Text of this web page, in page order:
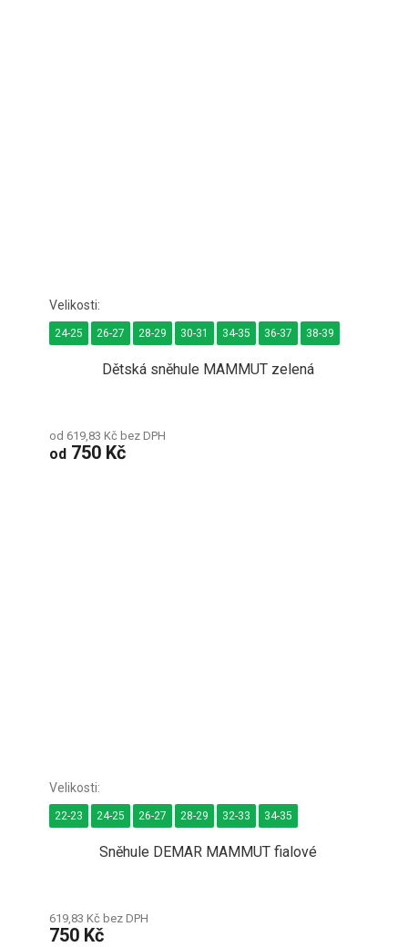
Dětská sněhule MAMMUT zelená
od 619,83 Kč bez DPH
od 750 Kč
24-25 26-27 28-29 30-31 34-35 36-37 38-39
Sněhule DEMAR MAMMUT fialové
619,83 Kč bez DPH
750 Kč
22-23 24-25 26-27 28-29 32-33 34-35